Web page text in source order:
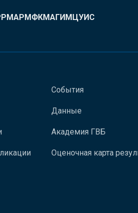
МАРМФКМАГИМЦУИС
События
Данные
Академия ГВБ
Оценочная карта